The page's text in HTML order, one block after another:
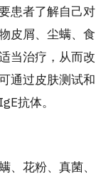
患者了解自己对
皮屑、尘螨、食
当治疗，从而改
通过皮肤测试和
抗体。
花粉、真菌、